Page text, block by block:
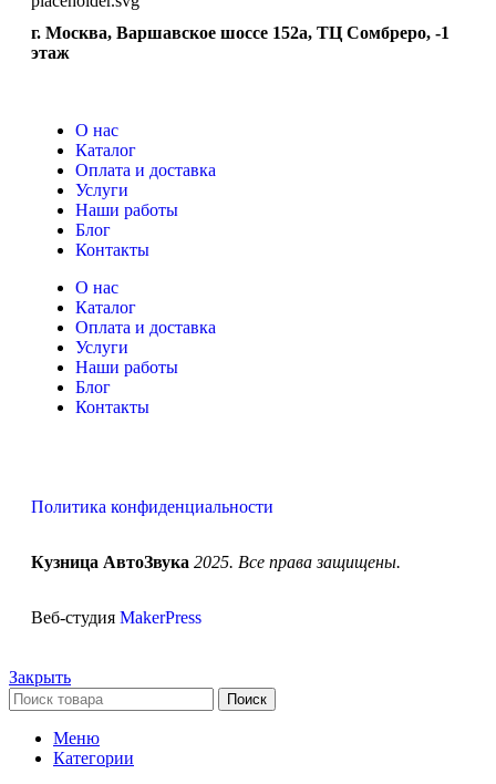
г. Москва, Варшавское шоссе 152а, ТЦ Сомбреро, -1
этаж
О нас
Каталог
Оплата и доставка
Услуги
Наши работы
Блог
Контакты
О нас
Каталог
Оплата и доставка
Услуги
Наши работы
Блог
Контакты
Политика конфиденциальности
Кузница АвтоЗвука 2025. Все права защищены.
Веб-студия MakerPress
Закрыть
Поиск
Меню
Категории